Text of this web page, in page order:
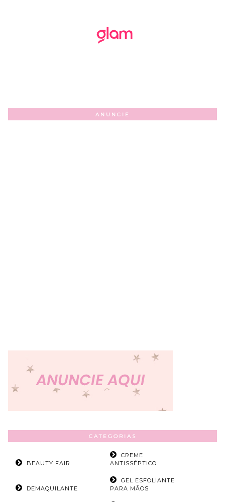
ANUNCIE
CATEGORIAS
BEAUTY FAIR
CREME
ANTISSÉPTICO
DEMAQUILANTE
GEL ESFOLIANTE
PARA MÃOS